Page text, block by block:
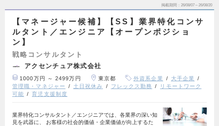
掲載期間 26/08/07～26/08/20
【マネージャー候補】【SS】業界特化コンサ
ルタント／エンジニア【オープンポジショ
ン】
戦略コンサルタント
アクセンチュア株式会社
1000万円 ～ 2499万円 東京都 外資系企業
大手企業
管理職・マネジャー
土日祝休み フレックス勤務
リモートワーク
可能
育児支援制度
業界特化コンサルタント／エンジニアでは、各業界の深い知
見を武器に、 お客様の社会的価値・企業価値が向上するた